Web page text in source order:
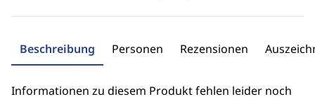
Beschreibung Personen Rezensionen
Informationen zu diesem Produkt fehlen leider noch